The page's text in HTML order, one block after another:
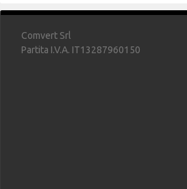
Comvert Srl
Partita I.V.A. IT13287960150